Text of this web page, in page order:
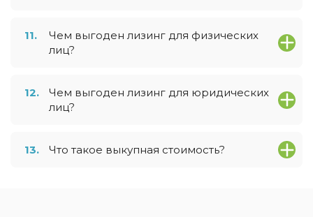
11.
Чем выгоден лизинг для физических
лиц?
12.
Чем выгоден лизинг для юридических
лиц?
13. Что такое выкупная стоимость?